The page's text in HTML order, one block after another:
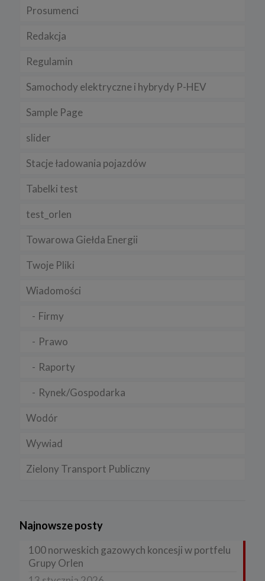
Prosumenci
Redakcja
Regulamin
Samochody elektryczne i hybrydy P-HEV
Sample Page
slider
Stacje ładowania pojazdów
Tabelki test
test_orlen
Towarowa Giełda Energii
Twoje Pliki
Wiadomości
Firmy
Prawo
Raporty
Rynek/Gospodarka
Wodór
Wywiad
Zielony Transport Publiczny
Najnowsze posty
100 norweskich gazowych koncesji w portfelu
Grupy Orlen
Chrome, Firefox, Safari
technologii może wpłynąć na sposób funkcjonowania naszego
Niniejsza Polityka może być co pewien czas aktualizowana poprzez
Regulamin serwisu